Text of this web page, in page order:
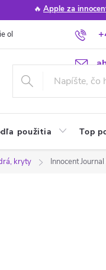
🔥 Apple za
obchodu Poradňa
použitia Top
kryty Innocent